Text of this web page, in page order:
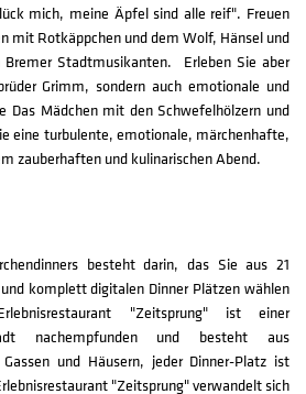
mich, meine Äpfel sind alle reif". Freuen
mit Rotkäppchen und dem Wolf, Hänsel und
Bremer Stadtmusikanten. Erleben Sie aber
Grimm, sondern auch emotionale und
Das Mädchen mit den Schwefelhölzern und
eine turbulente, emotionale, märchenhafte,
zauberhaften und kulinarischen Abend.
besteht darin, das Sie aus 21
komplett digitalen Dinner Plätzen wählen
"Zeitsprung" ist einer
nachempfunden und besteht aus
und Häusern, jeder Dinner-Platz ist
"Zeitsprung" verwandelt sich